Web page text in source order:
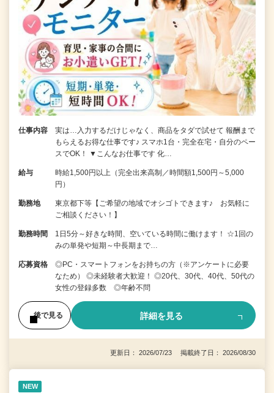
仕事内容
実は…入力するだけじゃなく、商品をタダで試せて 報酬まで
もらえるお得な仕事です♪ スマホ1台・完全在宅・自分のペー
スでOK！ ▼こんなお仕事です 化…
給与
時給1,500円以上（完全出来高制／時間額1,500円～5,000
円）
勤務地
東京都下等【ご希望の地域でオシゴトできます♪ お気軽に
ご相談ください！】
勤務時間
1日5分～好きな時間、空いている時間に働けます！ ☆1回の
みの単発や短期～中長期まで…
応募資格
◎PC・スマートフォンをお持ちの方（※アンケートに必要
なため） ◎未経験者大歓迎！ ◎20代、30代、40代、50代の
女性の登録多数 ◎年齢不問
後で見る 詳細を見る
更新日： 2026/07/23 掲載終了日： 2026/08/30
NEW